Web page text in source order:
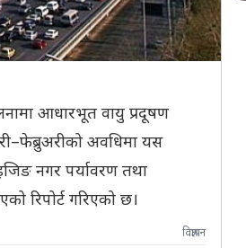
आधारभूत वायु प्रदूषण
अवधिमा यस
नगर पर्यावरण तथा
रिपोर्ट गरिएको छ।
विज्ञापन